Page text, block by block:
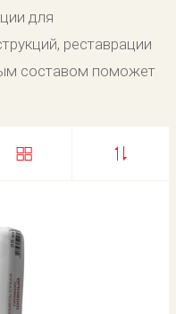
для
реставрации
составом поможет